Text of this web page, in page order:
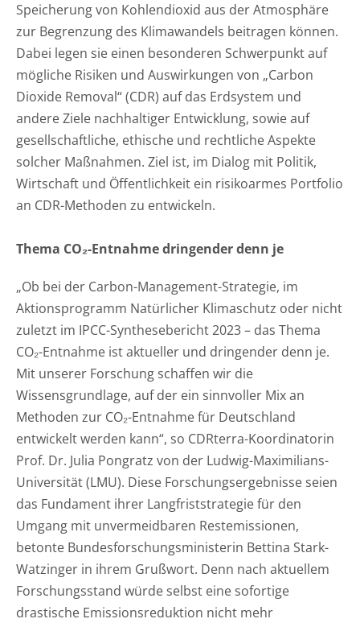
Speicherung von Kohlendioxid aus der Atmosphäre
zur Begrenzung des Klimawandels beitragen können.
Dabei legen sie einen besonderen Schwerpunkt auf
mögliche Risiken und Auswirkungen von „Carbon
Dioxide Removal“ (CDR) auf das Erdsystem und
andere Ziele nachhaltiger Entwicklung, sowie auf
gesellschaftliche, ethische und rechtliche Aspekte
solcher Maßnahmen. Ziel ist, im Dialog mit Politik,
Wirtschaft und Öffentlichkeit ein risikoarmes Portfolio
an CDR-Methoden zu entwickeln.
Thema CO₂-Entnahme dringender denn je
„Ob bei der Carbon-Management-Strategie, im
Aktionsprogramm Natürlicher Klimaschutz oder nicht
zuletzt im IPCC-Synthesebericht 2023 – das Thema
CO₂-Entnahme ist aktueller und dringender denn je.
Mit unserer Forschung schaffen wir die
Wissensgrundlage, auf der ein sinnvoller Mix an
Methoden zur CO₂-Entnahme für Deutschland
entwickelt werden kann“, so CDRterra-Koordinatorin
Prof. Dr. Julia Pongratz von der Ludwig-Maximilians-
Universität (LMU). Diese Forschungsergebnisse seien
das Fundament ihrer Langfriststrategie für den
Umgang mit unvermeidbaren Restemissionen,
betonte Bundesforschungsministerin Bettina Stark-
Watzinger in ihrem Grußwort. Denn nach aktuellem
Forschungsstand würde selbst eine sofortige
drastische Emissionsreduktion nicht mehr